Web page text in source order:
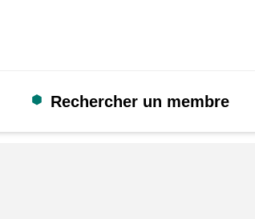
Rechercher un membre